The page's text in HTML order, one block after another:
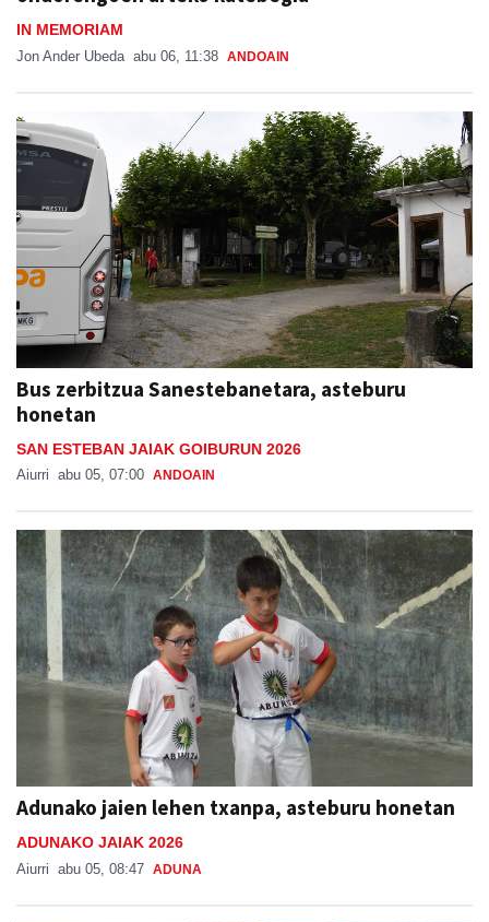
IN MEMORIAM
Jon Ander Ubeda abu 06, 11:38 ANDOAIN
Bus zerbitzua Sanestebanetara, asteburu
honetan
SAN ESTEBAN JAIAK GOIBURUN 2026
Aiurri abu 05, 07:00 ANDOAIN
Adunako jaien lehen txanpa, asteburu honetan
ADUNAKO JAIAK 2026
Aiurri abu 05, 08:47 ADUNA